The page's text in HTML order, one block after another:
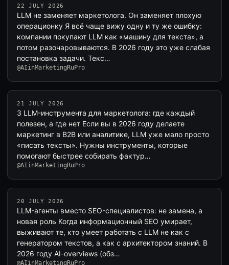
22 JULY 2026
LLM не заменяет маркетолога. Он заменяет плохую
операционку Я всё чаще вижу одну и ту же ошибку:
компании покупают LLM как «машину для текста», а
потом разочаровываются. В 2026 году это уже слабая
постановка задачи. Текс…
@AIinMarketingRuPro
21 JULY 2026
3 LLM-инструмента для маркетолога: где каждый
полезен, а где нет Если вы в 2026 году делаете
маркетинг в B2B или аналитике, LLM уже мало просто
«писать тексты». Нужны инструменты, которые
помогают быстрее собирать фактур…
@AIinMarketingRuPro
20 JULY 2026
LLM-агенты вместо SEO-специалистов: не замена, а
новая роль Когда информационный SEO умирает,
выживают те, кто умеет работать с LLM не как с
генератором текстов, а как с архитектором знаний. В
2026 году AI-overviews (обз…
@AIinMarketingRuPro